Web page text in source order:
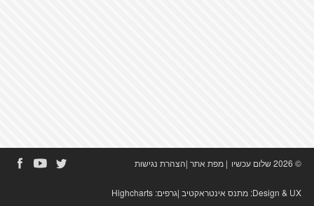
© 2026 שלום עכשיו | מפת אתר|הצהרת נגישות
Design & UX: מתנס אינטראקטיב|גרפים: Highcharts